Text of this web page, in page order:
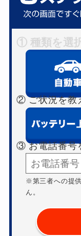
① 種類を選
② ご状況を教
③ お電話番号
※第三者への提
ん。